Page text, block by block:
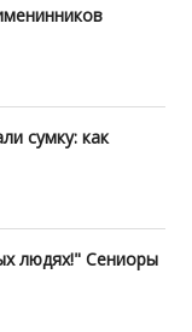
сумку: как
людях!" Сениоры